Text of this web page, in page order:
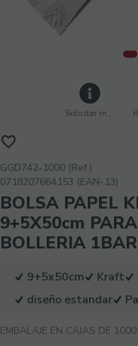
Solicitar más info
GGD742-1000 (Ref.)
0718207664153 (EAN-13)
BOLSA PAPEL
9+5X50cm
BOLLERIA
9+5x50cm Kraft
diseño estandar
EMBALAJE EN CAJAS DE